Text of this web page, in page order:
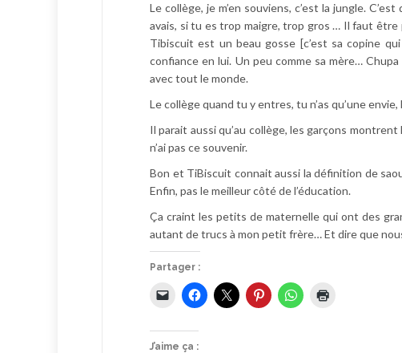
Le collège, je m’en souviens, c’est la jungle.
avais, si tu es trop maigre, trop gros … Il faut
Tibiscuit est un beau gosse [c’est sa copine
confiance en lui. Un peu comme sa mère…
avec tout le monde.
Le collège quand tu y entres, tu n’as qu’une
Il parait aussi qu’au collège, les garçons
n’ai pas ce souvenir.
Bon et TiBiscuit connait aussi la définition de
Enfin, pas le meilleur côté de l’éducation.
Ça craint les petits de maternelle qui ont des
autant de trucs à mon petit frère… Et dire que
Partager :
J’aime ça :